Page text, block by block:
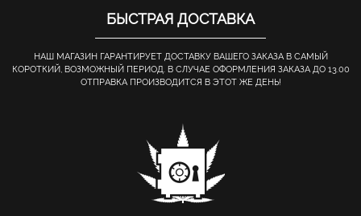
БЫСТРАЯ ДОСТАВКА
НАШ МАГАЗИН ГАРАНТИРУЕТ ДОСТАВКУ ВАШЕГО ЗАКАЗА В САМЫЙ
КОРОТКИЙ, ВОЗМОЖНЫЙ ПЕРИОД. В СЛУЧАЕ ОФОРМЛЕНИЯ ЗАКАЗА ДО 13.00
ОТПРАВКА ПРОИЗВОДИТСЯ В ЭТОТ ЖЕ ДЕНЬ!